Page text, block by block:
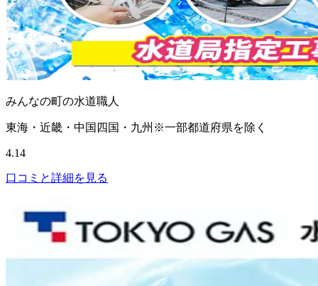
みんなの町の水道職人
東海・近畿・中国四国・九州※一部都道府県を除く
4.14
口コミと詳細を見る